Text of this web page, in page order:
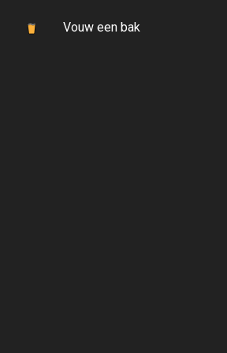
Vouw een bak